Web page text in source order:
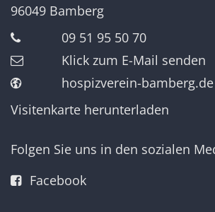
96049 Bamberg
09 51 95 50 70
Klick zum E-Mail senden
hospizverein-bamberg.de
Visitenkarte herunterladen
Folgen Sie uns in den sozialen
Facebook